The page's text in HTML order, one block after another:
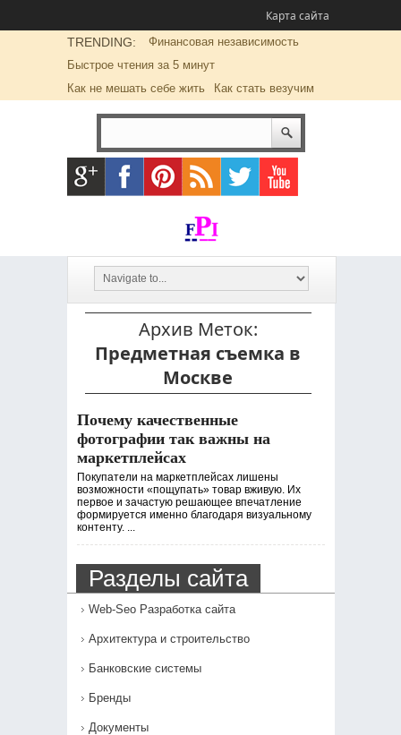
Карта сайта
TRENDING:
Финансовая независимость
Быстрое чтения за 5 минут
Как не мешать себе жить
Как стать везучим
Архив Меток:
Предметная съемка в
Москве
Почему качественные
фотографии так важны на
маркетплейсах
Покупатели на маркетплейсах лишены
возможности «пощупать» товар вживую. Их
первое и зачастую решающее впечатление
формируется именно благодаря визуальному
контенту. ...
Разделы сайта
Web-Seo Разработка сайта
Архитектура и строительство
Банковские системы
Бренды
Документы